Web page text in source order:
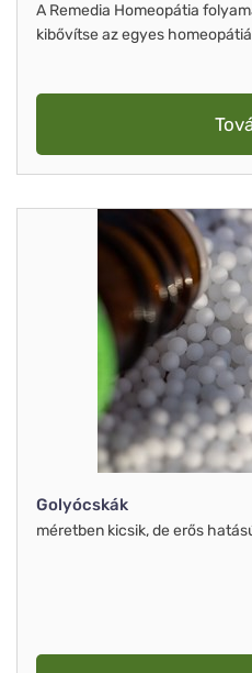
A Remedia Homeopátia
kibővítse az egyes
Golyócskák
méretben kicsik, de erős